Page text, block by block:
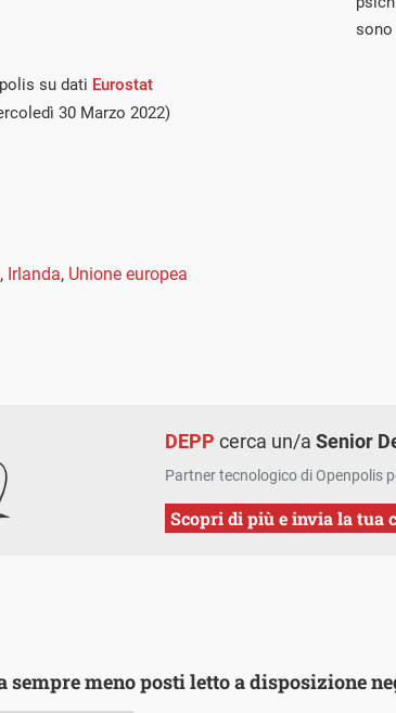
sono
su dati Eurostat
30 Marzo 2022)
, Irlanda, Unione europea
DEPP cerca un/aSenior
Partner tecnologico di Openpolis
Scopri di più e invia la tua
sempre meno posti letto a disposizione